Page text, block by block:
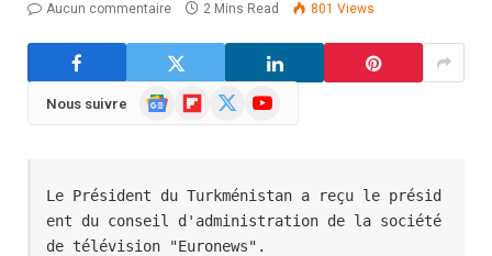
Aucun commentaire
2 Mins Read 801 Views
Nous suivre
GoogleFlipboard YouTube
Le Président du Turkménistan a reçu le présid
ent du conseil d'administration de la société
de télévision "Euronews".